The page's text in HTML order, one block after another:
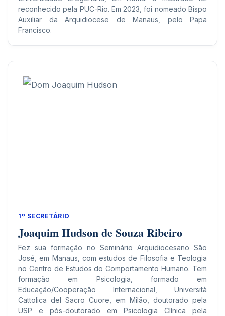
reconhecido pela PUC-Rio. Em 2023, foi nomeado Bispo
Auxiliar da Arquidiocese de Manaus, pelo Papa
Francisco.
1º SECRETÁRIO
Joaquim Hudson de Souza Ribeiro
Fez sua formação no Seminário Arquidiocesano São
José, em Manaus, com estudos de Filosofia e Teologia
no Centro de Estudos do Comportamento Humano. Tem
formação em Psicologia, formado em
Educação/Cooperação Internacional, Università
Cattolica del Sacro Cuore, em Milão, doutorado pela
USP e pós-doutorado em Psicologia Clínica pela